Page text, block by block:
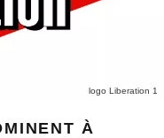
logo Liberation 1
À